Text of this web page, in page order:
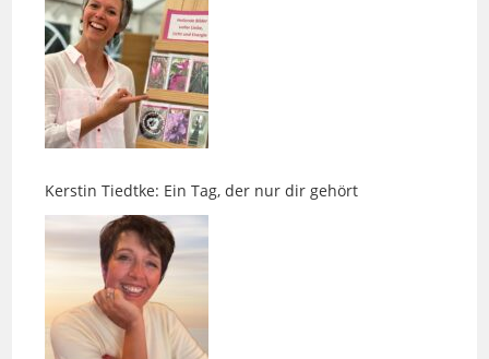
Kerstin Tiedtke: Ein Tag, der nur dir gehört